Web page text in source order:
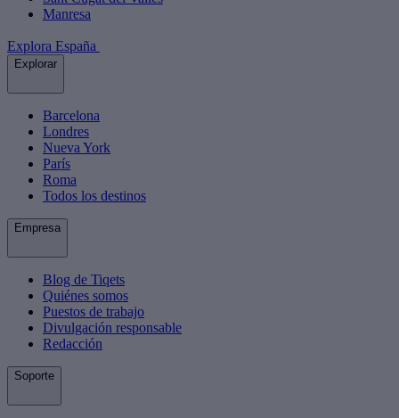
Manresa
Explora España
Explorar
Barcelona
Londres
Nueva York
París
Roma
Todos los destinos
Empresa
Blog de Tiqets
Quiénes somos
Puestos de trabajo
Divulgación responsable
Redacción
Soporte